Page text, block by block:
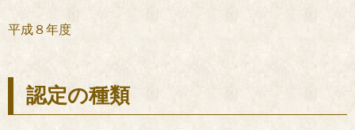
平成８年度
認定の種類